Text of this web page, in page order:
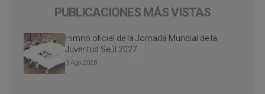
PUBLICACIONES MÁS VISTAS
Himno oficial de la Jornada Mundial de la
Juventud Seúl 2027
3 Ago 2026